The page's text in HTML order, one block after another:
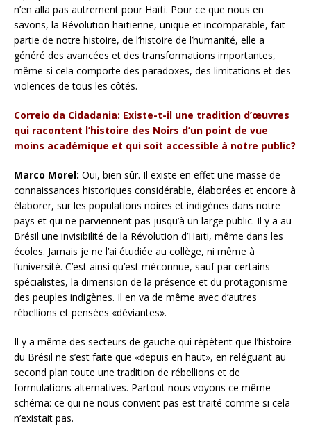
n’en alla pas autrement pour Haïti. Pour ce que nous en
savons, la Révolution haïtienne, unique et incomparable, fait
partie de notre histoire, de l’histoire de l’humanité, elle a
généré des avancées et des transformations importantes,
même si cela comporte des paradoxes, des limitations et des
violences de tous les côtés.
Correio da Cidadania: Existe-t-il une tradition d’œuvres
qui racontent l’histoire des Noirs d’un point de vue
moins académique et qui soit accessible à notre public?
Marco Morel: Oui, bien sûr. Il existe en effet une masse de
connaissances historiques considérable, élaborées et encore à
élaborer, sur les populations noires et indigènes dans notre
pays et qui ne parviennent pas jusqu’à un large public. Il y a au
Brésil une invisibilité de la Révolution d’Haïti, même dans les
écoles. Jamais je ne l’ai étudiée au collège, ni même à
l’université. C’est ainsi qu’est méconnue, sauf par certains
spécialistes, la dimension de la présence et du protagonisme
des peuples indigènes. Il en va de même avec d’autres
rébellions et pensées «déviantes».
Il y a même des secteurs de gauche qui répètent que l’histoire
du Brésil ne s’est faite que «depuis en haut», en reléguant au
second plan toute une tradition de rébellions et de
formulations alternatives. Partout nous voyons ce même
schéma: ce qui ne nous convient pas est traité comme si cela
n’existait pas.